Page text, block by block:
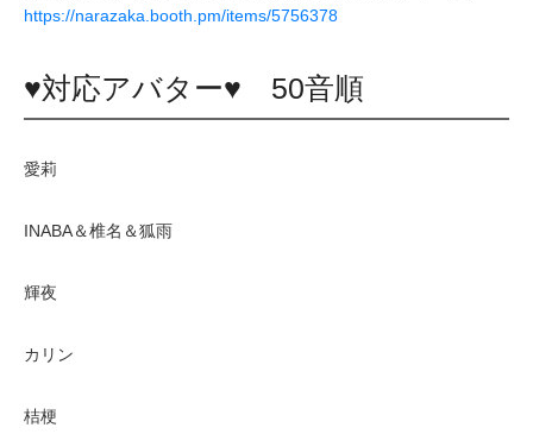
https://narazaka.booth.pm/items/5756378
♥対応アバター♥ 50音順
愛莉
INABA＆椎名＆狐雨
輝夜
カリン
桔梗